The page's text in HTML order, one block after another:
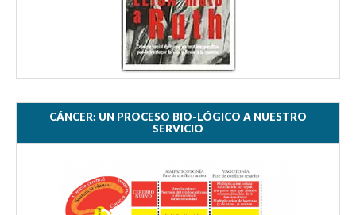
CÁNCER: UN PROCESO BIO-LÓGICO A NUESTRO
SERVICIO